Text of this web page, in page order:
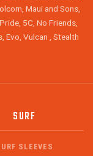
Maui and Sons,
5C, No Friends,
Evo, Vulcan , Stealth
SURF
SLEEVES